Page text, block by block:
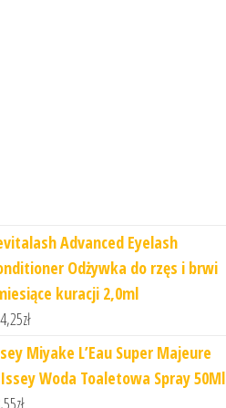
Advanced Eyelash
Odżywka do rzęs i brwi
kuracji 2,0ml
zł
Miyake L’Eau Super Majeure
Woda Toaletowa Spray 50Ml